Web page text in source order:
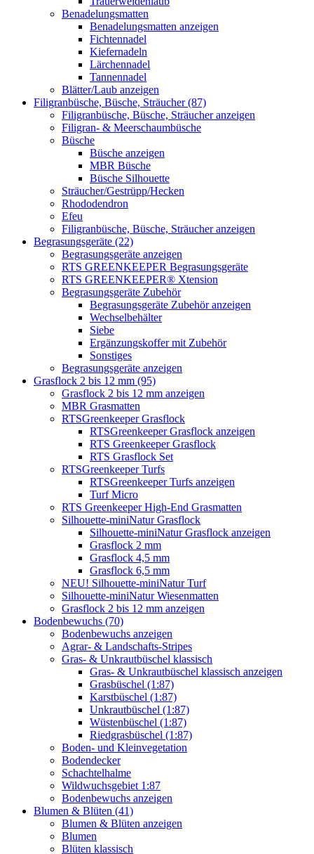
Benadelungsmatten
Benadelungsmatten anzeigen
Fichtennadel
Kiefernadeln
Lärchennadel
Tannennadel
Blätter/Laub anzeigen
Filigranbüsche, Büsche, Sträucher (87)
Filigranbüsche, Büsche, Sträucher anzeigen
Filigran- & Meerschaumbüsche
Büsche
Büsche anzeigen
MBR Büsche
Büsche Silhouette
Sträucher/Gestrüpp/Hecken
Rhododendron
Efeu
Filigranbüsche, Büsche, Sträucher anzeigen
Begrasungsgeräte (22)
Begrasungsgeräte anzeigen
RTS GREENKEEPER Begrasungsgeräte
RTS GREENKEEPER® Xtension
Begrasungsgeräte Zubehör
Begrasungsgeräte Zubehör anzeigen
Wechselbehälter
Siebe
Ergänzungskoffer mit Zubehör
Sonstiges
Begrasungsgeräte anzeigen
Grasflock 2 bis 12 mm (95)
Grasflock 2 bis 12 mm anzeigen
MBR Grasmatten
RTSGreenkeeper Grasflock
RTSGreenkeeper Grasflock anzeigen
RTS Greenkeeper Grasflock
RTS Grasflock Set
RTSGreenkeeper Turfs
RTSGreenkeeper Turfs anzeigen
Turf Micro
RTS Greenkeeper High-End Grasmatten
Silhouette-miniNatur Grasflock
Silhouette-miniNatur Grasflock anzeigen
Grasflock 2 mm
Grasflock 4,5 mm
Grasflock 6,5 mm
NEU! Silhouette-miniNatur Turf
Silhouette-miniNatur Wiesenmatten
Grasflock 2 bis 12 mm anzeigen
Bodenbewuchs (70)
Bodenbewuchs anzeigen
Agrar- & Landschafts-Stripes
Gras- & Unkrautbüschel klassisch
Gras- & Unkrautbüschel klassisch anzeigen
Grasbüschel (1:87)
Karstbüschel (1:87)
Unkrautbüschel (1:87)
Wüstenbüschel (1:87)
Riedgrasbüschel (1:87)
Boden- und Kleinvegetation
Bodendecker
Schachtelhalme
Wildwuchsgebiet 1:87
Bodenbewuchs anzeigen
Blumen & Blüten (41)
Blumen & Blüten anzeigen
Blumen
Blüten klassisch